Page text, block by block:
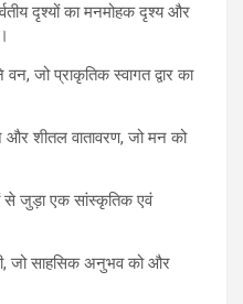
दृश्यों का मनमोहक दृश्य और
जो प्राकृतिक स्वागत द्वार का
शीतल वातावरण, जो मन को
से जुड़ा एक सांस्कृतिक एवं
जो साहसिक अनुभव को और